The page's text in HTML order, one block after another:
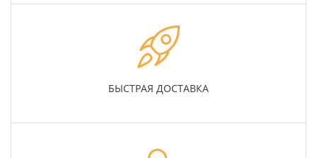
БЫСТРАЯ ДОСТАВКА